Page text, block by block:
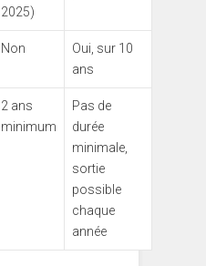
2025)
Non
Oui, sur 10
ans
2 ans
minimum
Pas de
durée
minimale,
sortie
possible
chaque
année